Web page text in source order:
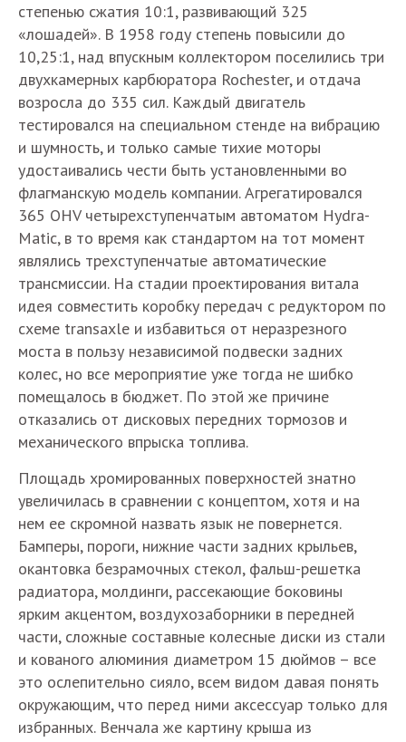
степенью сжатия 10:1, развивающий 325
«лошадей». В 1958 году степень повысили до
10,25:1, над впускным коллектором поселились три
двухкамерных карбюратора Rochester, и отдача
возросла до 335 сил. Каждый двигатель
тестировался на специальном стенде на вибрацию
и шумность, и только самые тихие моторы
удостаивались чести быть установленными во
флагманскую модель компании. Агрегатировался
365 OHV четырехступенчатым автоматом Hydra-
Matic, в то время как стандартом на тот момент
являлись трехступенчатые автоматические
трансмиссии. На стадии проектирования витала
идея совместить коробку передач с редуктором по
схеме transaxle и избавиться от неразрезного
моста в пользу независимой подвески задних
колес, но все мероприятие уже тогда не шибко
помещалось в бюджет. По этой же причине
отказались от дисковых передних тормозов и
механического впрыска топлива.
Площадь хромированных поверхностей знатно
увеличилась в сравнении с концептом, хотя и на
нем ее скромной назвать язык не повернется.
Бамперы, пороги, нижние части задних крыльев,
окантовка безрамочных стекол, фальш-решетка
радиатора, молдинги, рассекающие боковины
ярким акцентом, воздухозаборники в передней
части, сложные составные колесные диски из стали
и кованого алюминия диаметром 15 дюймов – все
это ослепительно сияло, всем видом давая понять
окружающим, что перед ними аксессуар только для
избранных. Венчала же картину крыша из